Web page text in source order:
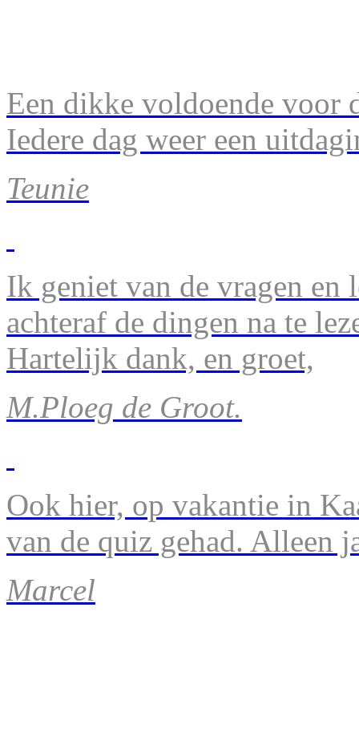
Een dikke voldoende voor
Iedere dag weer een
Teunie
Ik geniet van de vragen en
achteraf de dingen na te
Hartelijk dank, en groet,
M.Ploeg de Groot.
Ook hier, op vakantie in
van de quiz gehad. Alleen
Marcel